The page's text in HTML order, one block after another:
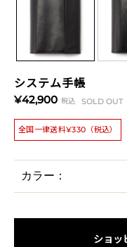
システム手帳
¥42,900 税込 SOLD OUT
全国一律送料¥330（税込）
カラー：
ショッ